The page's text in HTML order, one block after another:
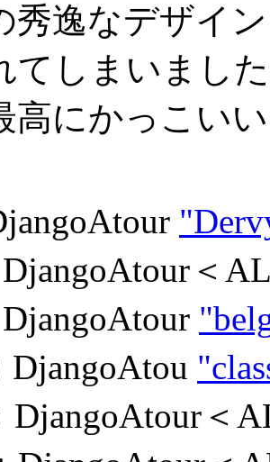
秀逸なデザイ
てしまいまし
高にかっこい
＜
DjangoAtou
DjangoAtour＜